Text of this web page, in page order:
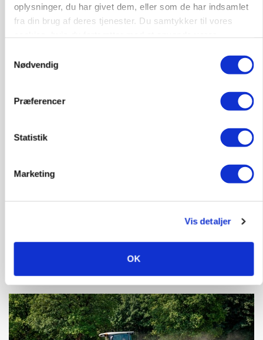
oplysninger, du har givet dem, eller som de har indsamlet
fra din brug af deres tjenester. Du samtykker til vores
Nødvendig
Præferencer
Statistik
Marketing
Vis detaljer
OK
LEDER
18 montører står klar i høsten: Sådan holder PN
Maskiner landmænd i gang